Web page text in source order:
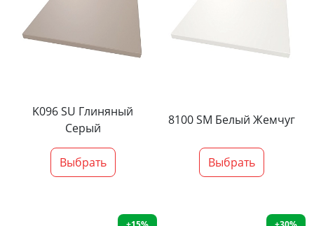
K096 SU Глиняный
Серый
Выбрать
8100 SM Белый Жемчуг
Выбрать